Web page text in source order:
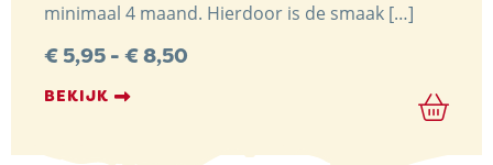
minimaal 4 maand. Hierdoor is de smaak […]
€ 5,95 - €8,50
BEKIJK